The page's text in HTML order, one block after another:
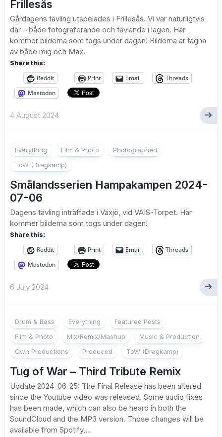
Frillesås
Gårdagens tävling utspelades i Frillesås. Vi var naturligtvis
där – både fotograferande och tävlande i lagen. Här
kommer bilderna som togs under dagen! Bilderna är tagna
av både mig och Max.
Share this:
Reddit Print Email
Threads
Mastodon
4 August 2024
Everything Film & Photo
Photographed
ToW (Dragkamp)
Smålandsserien Hampakampen 2024-
07-06
Dagens tävling inträffade i Växjö, vid VAIS-Torpet. Här
kommer bilderna som togs under dagen!
Share this:
Reddit Print Email
Threads
Mastodon
6 July 2024
Drum & Bass Everything
Featured Posts
Film & Photo
Mix/Remix/Mashup
Music & Production
Own Productions
Produced ToW (Dragkamp)
Tug of War – Third Tribute Remix
Update 2024-06-25: The Final Release has been altered
since the Youtube video was released. Some audio fixes
has been made, which can also be heard in both the
SoundCloud and the MP3 version. Those changes will be
available from Spotify,...